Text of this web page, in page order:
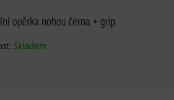
opěrka nohou černa + grip
Skladem